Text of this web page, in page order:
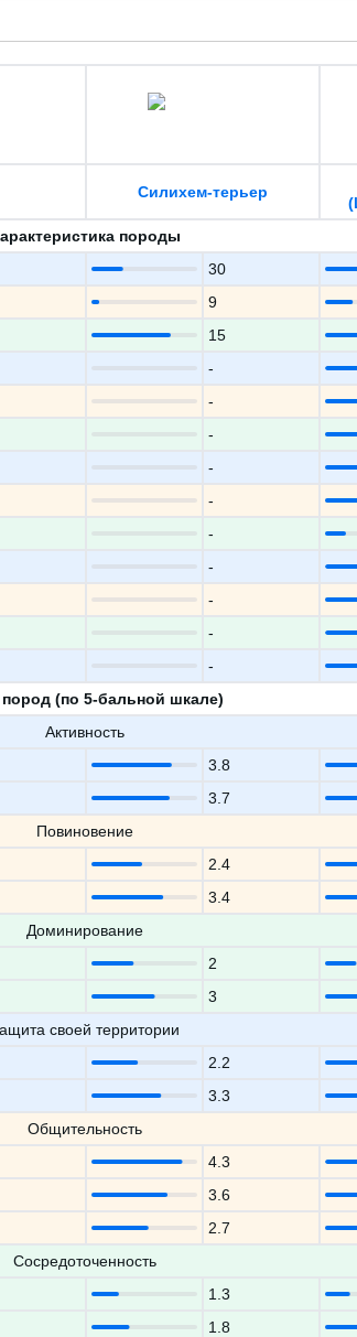
Силихем-терьер
породы
30
9
15
-
-
-
-
-
-
-
-
-
-
(по 5-бальной шкале)
Активность
3.8
3.7
Повиновение
2.4
3.4
Доминирование
2
3
своей территории
2.2
3.3
Общительность
4.3
3.6
2.7
Сосредоточенность
1.3
1.8